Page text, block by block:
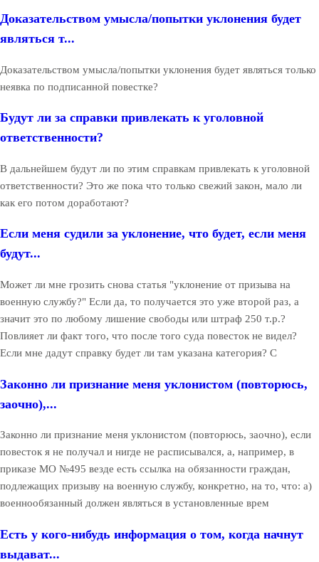
Доказательством умысла/попытки уклонения будет
являться т...
Доказательством умысла/попытки уклонения будет являться только
неявка по подписанной повестке?
Будут ли за справки привлекать к уголовной
ответственности?
В дальнейшем будут ли по этим справкам привлекать к уголовной
ответственности? Это же пока что только свежий закон, мало ли
как его потом доработают?
Если меня судили за уклонение, что будет, если меня
будут...
Может ли мне грозить снова статья "уклонение от призыва на
военную службу?" Если да, то получается это уже второй раз, а
значит это по любому лишение свободы или штраф 250 т.р.?
Повлияет ли факт того, что после того суда повесток не видел?
Если мне дадут справку будет ли там указана категория? С
Законно ли признание меня уклонистом (повторюсь,
заочно),...
Законно ли признание меня уклонистом (повторюсь, заочно), если
повесток я не получал и нигде не расписывался, а, например, в
приказе МО №495 везде есть ссылка на обязанности граждан,
подлежащих призыву на военную службу, конкретно, на то, что: а)
военнообязанный должен являться в установленные врем
Есть у кого-нибудь информация о том, когда начнут
выдават...